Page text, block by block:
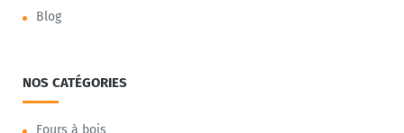
Blog
NOS CATÉGORIES
Fours à bois